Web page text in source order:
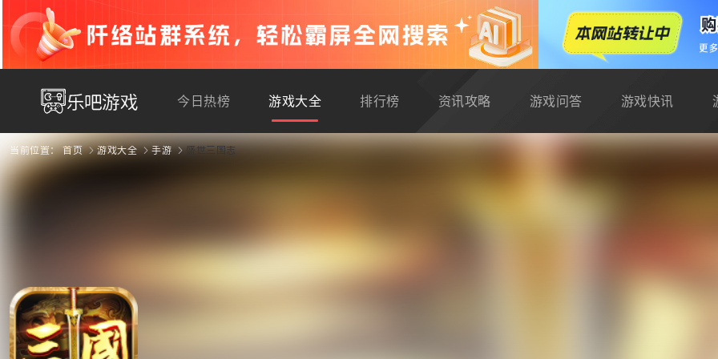
今日热榜 游戏大全 排行榜 资讯攻略 游戏问答 游戏快讯
当前位置： 首页 游戏大全 手游 盛世三国志